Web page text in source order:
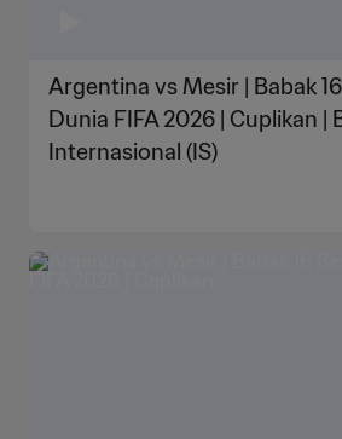
Argentina vs Mesir | Babak
Dunia FIFA 2026 | Cuplikan |
Internasional (IS)